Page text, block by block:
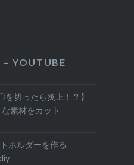
– YOUTUBE
を切ったら炎上！？】
素材をカット
ホルダーを作る